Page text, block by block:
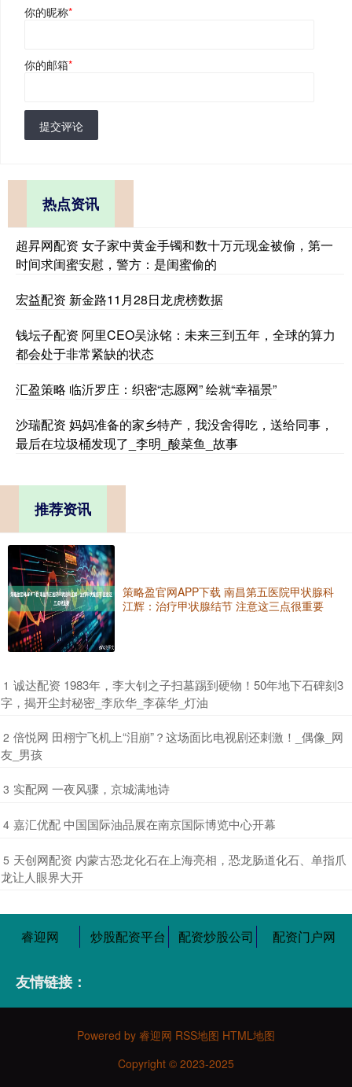
你的昵称*
你的邮箱*
提交评论
热点资讯
超昇网配资 女子家中黄金手镯和数十万元现金被偷，第一
时间求闺蜜安慰，警方：是闺蜜偷的
宏益配资 新金路11月28日龙虎榜数据
钱坛子配资 阿里CEO吴泳铭：未来三到五年，全球的算力
都会处于非常紧缺的状态
汇盈策略 临沂罗庄：织密“志愿网” 绘就“幸福景”
沙瑞配资 妈妈准备的家乡特产，我没舍得吃，送给同事，
最后在垃圾桶发现了_李明_酸菜鱼_故事
推荐资讯
策略盈官网APP下载 南昌第五医院甲状腺科
江辉：治疗甲状腺结节 注意这三点很重要
1 ​诚达配资 1983年，李大钊之子扫墓踢到硬物！50年地下石碑刻3
字，揭开尘封秘密_李欣华_李葆华_灯油
2 ​倍悦网 田栩宁飞机上“泪崩”？这场面比电视剧还刺激！_偶像_网
友_男孩
3 ​实配网 一夜风骤，京城满地诗
4 ​嘉汇优配 中国国际油品展在南京国际博览中心开幕
5 ​天创网配资 内蒙古恐龙化石在上海亮相，恐龙肠道化石、单指爪
龙让人眼界大开
睿迎网 炒股配资平台 配资炒股公司 配资门户网
友情链接：
Powered by 睿迎网 RSS地图 HTML地图
Copyright © 2023-2025